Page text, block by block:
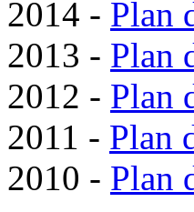
2014 - Plan
2013 - Plan
2012 - Plan
2011 - Plan
2010 - Plan